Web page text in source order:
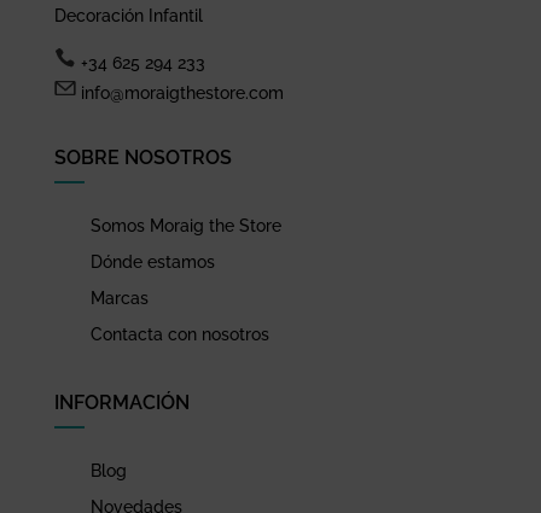
Decoración Infantil
+34 625 294 233
info@moraigthestore.com
SOBRE NOSOTROS
Somos Moraig the Store
Dónde estamos
Marcas
Contacta con nosotros
INFORMACIÓN
Blog
Novedades